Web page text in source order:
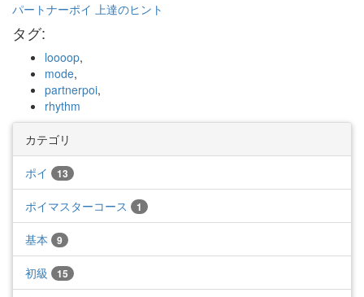
パートナーポイ 上達のヒント
タグ:
loooop,
mode,
partnerpoi,
rhythm
カテゴリ
ポイ 13
ポイマスターコース 1
基本 9
初級 15